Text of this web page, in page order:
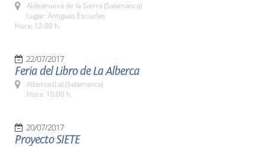
Aldeanueva de la Sierra (Salamanca)
Lugar: Antiguas Escuelas
Hora: 12:00 h.
22/07/2017
Feria del Libro de La Alberca
Alberca (La) (Salamanca)
Hora: 10:00 h.
20/07/2017
Proyecto SIETE